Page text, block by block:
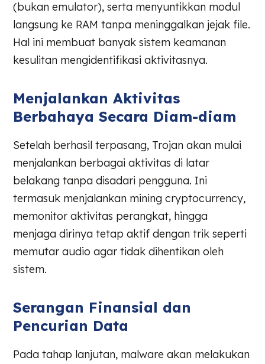
(bukan emulator), serta menyuntikkan modul
langsung ke RAM tanpa meninggalkan jejak file.
Hal ini membuat banyak sistem keamanan
kesulitan mengidentifikasi aktivitasnya.
Menjalankan Aktivitas
Berbahaya Secara Diam-diam
Setelah berhasil terpasang, Trojan akan mulai
menjalankan berbagai aktivitas di latar
belakang tanpa disadari pengguna. Ini
termasuk menjalankan mining cryptocurrency,
memonitor aktivitas perangkat, hingga
menjaga dirinya tetap aktif dengan trik seperti
memutar audio agar tidak dihentikan oleh
sistem.
Serangan Finansial dan
Pencurian Data
Pada tahap lanjutan, malware akan melakukan